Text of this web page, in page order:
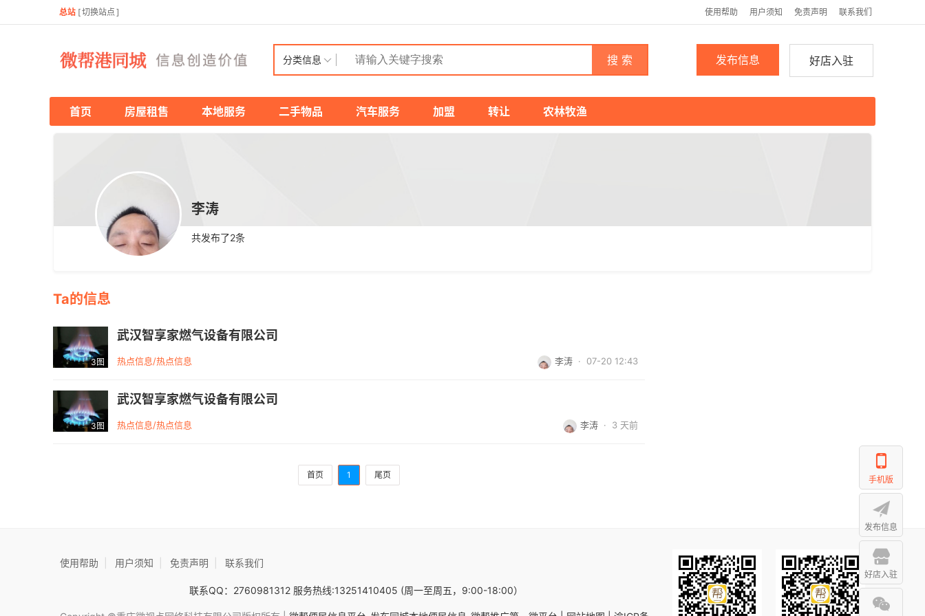
总站 [切换站点 ] 使用帮助 用户须知 免责声明 联系我们
分类信息 搜 索 好店入驻
发布信息
首页 房屋租售 本地服务 二手物品 汽车服务 加盟 转让 农林牧渔
李涛
共发布了2条
Ta的信息
3图
武汉智享家燃气设备有限公司
热点信息/热点信息 李涛 · 07-20 12:43
3图
武汉智享家燃气设备有限公司
热点信息/热点信息 李涛 · 3 天前
首页 1 尾页
使用帮助 用户须知 免责声明 联系我们
联系QQ：2760981312 服务热线:13251410405 (周一至周五，9:00-18:00）
手机版
发布信息
好店入驻